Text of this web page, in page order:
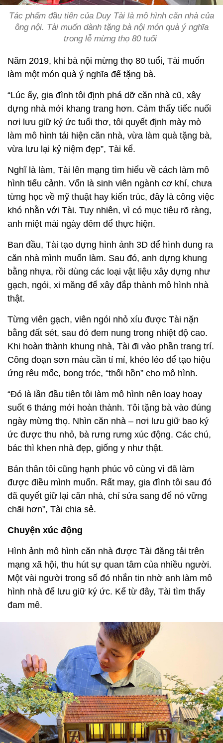
Tác phẩm đầu tiên của Duy Tài là mô hình căn nhà của
ông nội. Tài muốn dành tặng bà nội món quà ý nghĩa
trong lễ mừng thọ 80 tuổi
Năm 2019, khi bà nội mừng thọ 80 tuổi, Tài muốn
làm một món quà ý nghĩa để tặng bà.
“Lúc ấy, gia đình tôi định phá dỡ căn nhà cũ, xây
dựng nhà mới khang trang hơn. Cảm thấy tiếc nuối
nơi lưu giữ ký ức tuổi thơ, tôi quyết định mày mò
làm mô hình tái hiện căn nhà, vừa làm quà tặng bà,
vừa lưu lại kỷ niệm đẹp”, Tài kể.
Nghĩ là làm, Tài lên mạng tìm hiểu về cách làm mô
hình tiểu cảnh. Vốn là sinh viên ngành cơ khí, chưa
từng học về mỹ thuật hay kiến trúc, đây là công việc
khó nhằn với Tài. Tuy nhiên, vì có mục tiêu rõ ràng,
anh miệt mài ngày đêm để thực hiện.
Ban đầu, Tài tạo dựng hình ảnh 3D để hình dung ra
căn nhà mình muốn làm. Sau đó, anh dựng khung
bằng nhựa, rồi dùng các loại vật liệu xây dựng như
gạch, ngói, xi măng để xây đắp thành mô hình nhà
thật.
Từng viên gạch, viên ngói nhỏ xíu được Tài nặn
bằng đất sét, sau đó đem nung trong nhiệt độ cao.
Khi hoàn thành khung nhà, Tài đi vào phần trang trí.
Công đoạn sơn màu cần tỉ mỉ, khéo léo để tạo hiệu
ứng rêu mốc, bong tróc, “thổi hồn” cho mô hình.
“Đó là lần đầu tiên tôi làm mô hình nên loay hoay
suốt 6 tháng mới hoàn thành. Tôi tặng bà vào đúng
ngày mừng thọ. Nhìn căn nhà – nơi lưu giữ bao ký
ức được thu nhỏ, bà rưng rưng xúc động. Các chú,
bác thì khen nhà đẹp, giống y như thật.
Bản thân tôi cũng hạnh phúc vô cùng vì đã làm
được điều mình muốn. Rất may, gia đình tôi sau đó
đã quyết giữ lại căn nhà, chỉ sửa sang để nó vững
chãi hơn”, Tài chia sẻ.
Chuyện xúc động
Hình ảnh mô hình căn nhà được Tài đăng tải trên
mạng xã hội, thu hút sự quan tâm của nhiều người.
Một vài người trong số đó nhắn tin nhờ anh làm mô
hình nhà để lưu giữ ký ức. Kể từ đây, Tài tìm thấy
đam mê.